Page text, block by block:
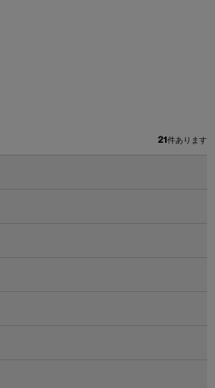
21件あります